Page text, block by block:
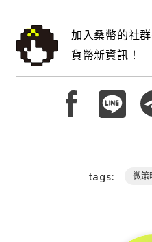
加入桑幣的社
貨幣新資訊！
tags: 微策